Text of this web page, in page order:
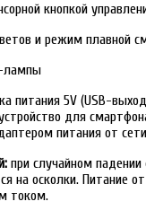
кнопкой
и режим плавной
лампы
питания 5V (USB-
для
питания от
при случайном падении
на осколки. Питание
током.